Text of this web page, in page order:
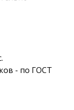
- по ГОСТ